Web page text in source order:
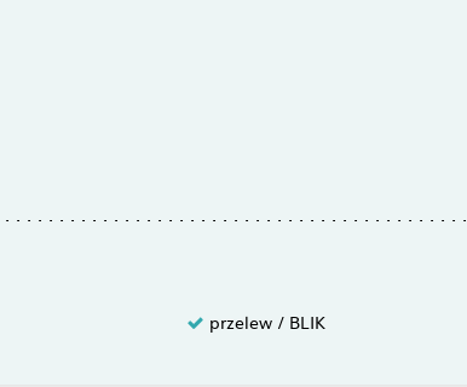
przelew / BLIK